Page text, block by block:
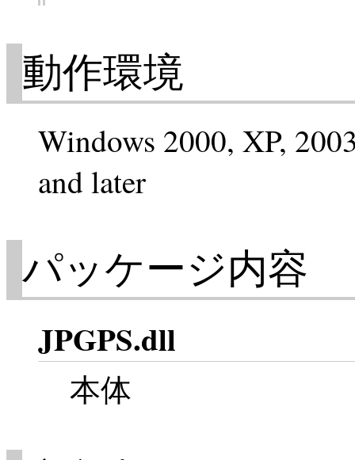
動作環境
Windows 2000, XP,
and later
パッケージ内容
JPGPS.dll
本体